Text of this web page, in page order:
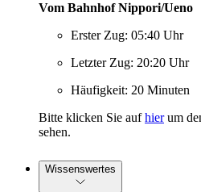
Vom Bahnhof Nippori/Ueno
Erster Zug: 05:40 Uhr
Letzter Zug: 20:20 Uhr
Häufigkeit: 20 Minuten
Bitte klicken Sie aufhierum
sehen.
Wissenswertes